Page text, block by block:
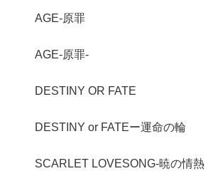
AGE-原罪
AGE-原罪-
DESTINY OR FATE
DESTINY or FATEー運命の輪
SCARLET LOVESONG-暁の情熱